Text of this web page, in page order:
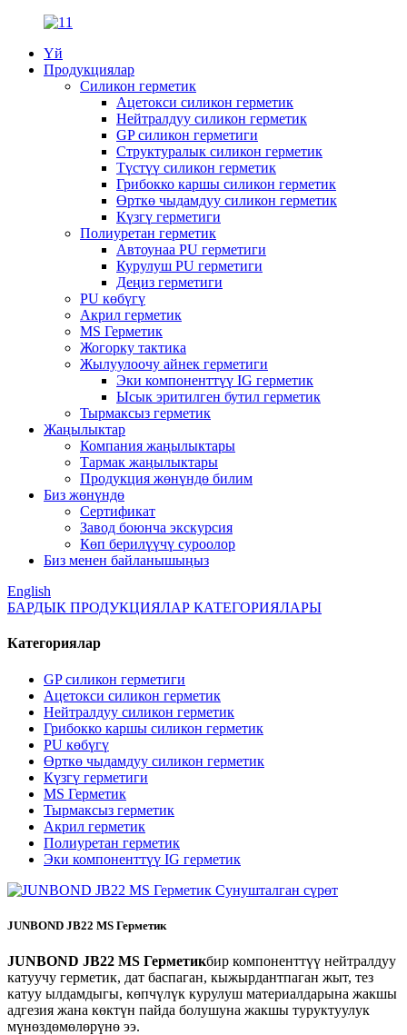
Үй
Продукциялар
Силикон герметик
Ацетокси силикон герметик
Нейтралдуу силикон герметик
GP силикон герметиги
Структуралык силикон герметик
Түстүү силикон герметик
Грибокко каршы силикон герметик
Өрткө чыдамдуу силикон герметик
Күзгү герметиги
Полиуретан герметик
Автоунаа PU герметиги
Курулуш PU герметиги
Деңиз герметиги
PU көбүгү
Акрил герметик
MS Герметик
Жогорку тактика
Жылуулоочу айнек герметиги
Эки компоненттүү IG герметик
Ысык эритилген бутил герметик
Тырмаксыз герметик
Жаңылыктар
Компания жаңылыктары
Тармак жаңылыктары
Продукция жөнүндө билим
Биз жөнүндө
Сертификат
Завод боюнча экскурсия
Көп берилүүчү суроолор
Биз менен байланышыңыз
English
БАРДЫК ПРОДУКЦИЯЛАР КАТЕГОРИЯЛАРЫ
Категориялар
GP силикон герметиги
Ацетокси силикон герметик
Нейтралдуу силикон герметик
Грибокко каршы силикон герметик
PU көбүгү
Өрткө чыдамдуу силикон герметик
Күзгү герметиги
MS Герметик
Тырмаксыз герметик
Акрил герметик
Полиуретан герметик
Эки компоненттүү IG герметик
JUNBOND JB22 MS Герметик
JUNBOND JB22 MS Герметикбир компоненттүү нейтралдуу
катуучу герметик, дат баспаган, кыжырдантпаган жыт, тез
катуу ылдамдыгы, көпчүлүк курулуш материалдарына жакшы
адгезия жана көктүн пайда болушуна жакшы туруктуулук
мүнөздөмөлөрүнө ээ.